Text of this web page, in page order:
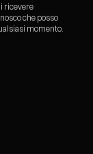
ricevere
che posso
momento.